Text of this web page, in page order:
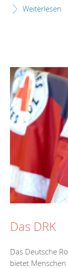
Weiterlesen
Das DRK
Das Deutsche
bietet